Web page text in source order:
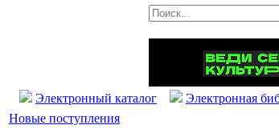
Электронный каталог Электронная
Новые поступления